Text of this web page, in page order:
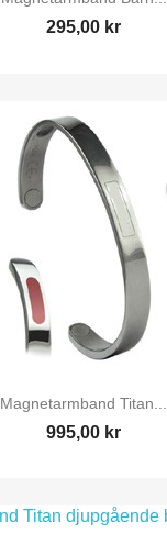
295,00 kr
Magnetarmband Titan...
995,00 kr